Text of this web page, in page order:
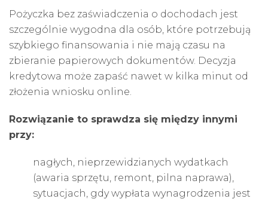
Pożyczka bez zaświadczenia o dochodach jest
szczególnie wygodna dla osób, które potrzebują
szybkiego finansowania i nie mają czasu na
zbieranie papierowych dokumentów. Decyzja
kredytowa może zapaść nawet w kilka minut od
złożenia wniosku online.
Rozwiązanie to sprawdza się między innymi
przy:
nagłych, nieprzewidzianych wydatkach
(awaria sprzętu, remont, pilna naprawa),
sytuacjach, gdy wypłata wynagrodzenia jest